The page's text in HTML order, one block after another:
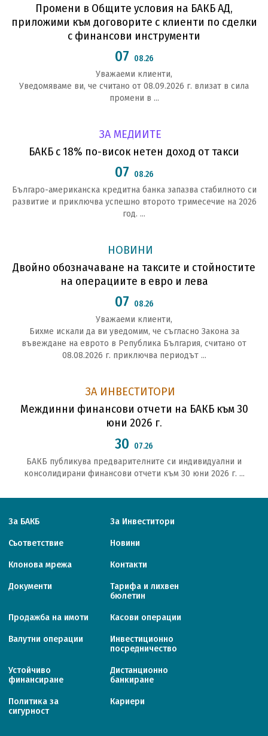
Промени в Общите условия на БАКБ АД,
приложими към договорите с клиенти по сделки
с финансови инструменти
07 08.26
Уважаеми клиенти,
Уведомяваме ви, че считано от 08.09.2026 г. влизат в сила
промени в ...
ЗА МЕДИИТЕ
БАКБ с 18% по-висок нетен доход от такси
07 08.26
Българо-американска кредитна банка запазва стабилното си
развитие и приключва успешно второто тримесечие на 2026
год. ...
НОВИНИ
Двойно обозначаване на таксите и стойностите
на операциите в евро и лева
07 08.26
Уважаеми клиенти,
Бихме искали да ви уведомим, че съгласно Закона за
въвеждане на еврото в Република България, считано от
08.08.2026 г. приключва периодът ...
ЗА ИНВЕСТИТОРИ
Междинни финансови отчети на БАКБ към 30
юни 2026 г.
30 07.26
БАКБ публикува предварителните си индивидуални и
консолидирани финансови отчети към 30 юни 2026 г. ...
За БАКБ За Инвеститори
Съответствие Новини
Клонова мрежа Контакти
Документи
Тарифa и лихвен
бюлетин
Продажба на имоти Касови операции
Валутни операции
Инвестиционно
посредничество
Устойчиво
финансиране
Дистанционно
банкиране
Политика за
сигурност
Кариери